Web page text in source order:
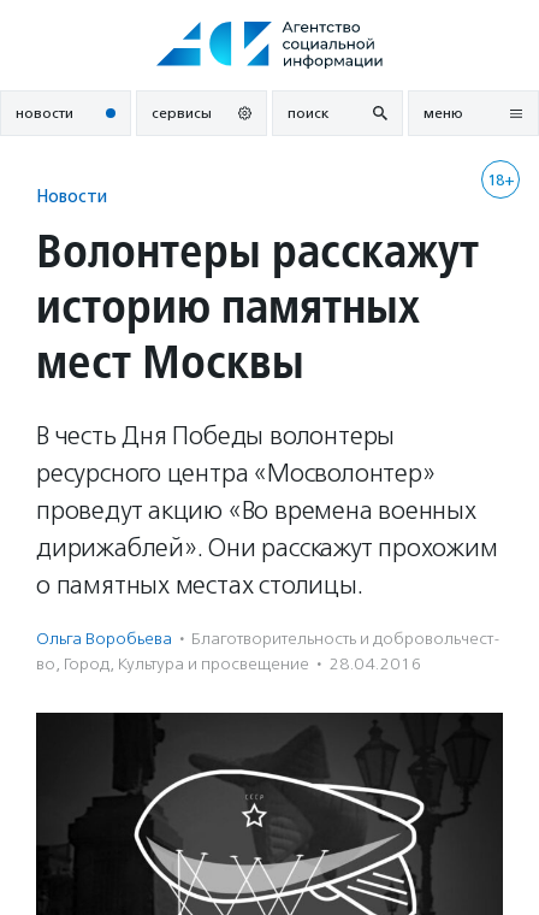
новости сервисы поиск меню
18+
Новости
Волонтеры расскажут
историю памятных
мест Москвы
В честь Дня Победы волонтеры
ресурсного центра «Мосволонтер»
проведут акцию «Во времена военных
дирижаблей». Они расскажут прохожим
о памятных местах столицы.
Ольга Воробьева · Благотвори­тель­ность и доброволь­чест­
во, Город, Культура и просвещение · 28.04.2016